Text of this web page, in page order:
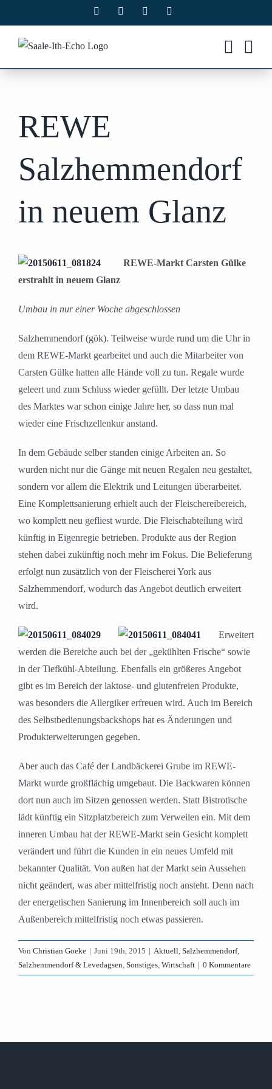
Inhalt
springen
Facebook Instagram
REWE
Salzhemmendorf
in neuem Glanz
REWE-Markt Carsten Gülke
erstrahlt in neuem Glanz
Umbau in nur einer Woche abgeschlossen
Salzhemmendorf (gök). Teilweise wurde rund um die Uhr in
dem REWE-Markt gearbeitet und auch die Mitarbeiter von
Carsten Gülke hatten alle Hände voll zu tun. Regale wurde
geleert und zum Schluss wieder gefüllt. Der letzte Umbau
des Marktes war schon einige Jahre her, so dass nun mal
wieder eine Frischzellenkur anstand.
In dem Gebäude selber standen einige Arbeiten an. So
wurden nicht nur die Gänge mit neuen Regalen neu gestaltet,
sondern vor allem die Elektrik und Leitungen überarbeitet.
Eine Komplettsanierung erhielt auch der Fleischereibereich,
wo komplett neu gefliest wurde. Die Fleischabteilung wird
künftig in Eigenregie betrieben. Produkte aus der Region
stehen dabei zukünftig noch mehr im Fokus. Die Belieferung
erfolgt nun zusätzlich von der Fleischerei York aus
Salzhemmendorf, wodurch das Angebot deutlich erweitert
wird.
Erweitert
werden die Bereiche auch bei der „gekühlten Frische“ sowie
in der Tiefkühl-Abteilung. Ebenfalls ein größeres Angebot
gibt es im Bereich der laktose- und glutenfreien Produkte,
was besonders die Allergiker erfreuen wird. Auch im Bereich
des Selbstbedienungsbackshops hat es Änderungen und
Produkterweiterungen gegeben.
Aber auch das Café der Landbäckerei Grube im REWE-
Markt wurde großflächig umgebaut. Die Backwaren können
dort nun auch im Sitzen genossen werden. Statt Bistrotische
lädt künftig ein Sitzplatzbereich zum Verweilen ein. Mit dem
inneren Umbau hat der REWE-Markt sein Gesicht komplett
verändert und führt die Kunden in ein neues Umfeld mit
bekannter Qualität. Von außen hat der Markt sein Aussehen
nicht geändert, was aber mittelfristig noch ansteht. Denn nach
der energetischen Sanierung im Innenbereich soll auch im
Außenbereich mittelfristig noch etwas passieren.
Von Christian Goeke | Juni 19th, 2015 | Aktuell, Salzhemmendorf,
Salzhemmendorf & Levedagsen, Sonstiges, Wirtschaft | 0 Kommentare